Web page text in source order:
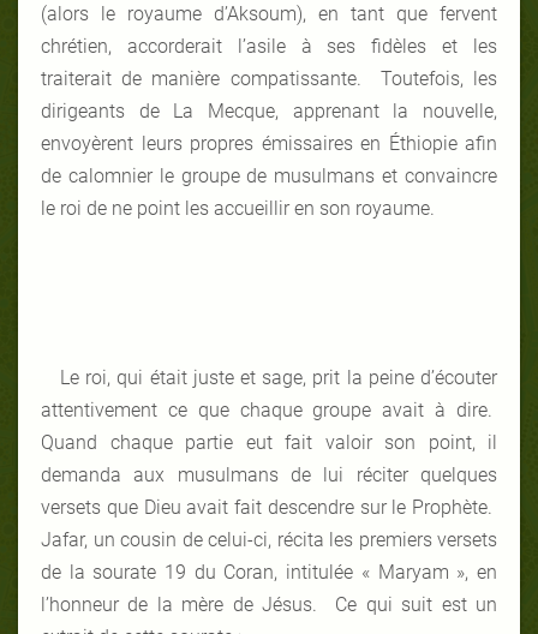
(alors le royaume d’Aksoum), en tant que fervent
chrétien, accorderait l’asile à ses fidèles et les
traiterait de manière compatissante. Toutefois, les
dirigeants de La Mecque, apprenant la nouvelle,
envoyèrent leurs propres émissaires en Éthiopie afin
de calomnier le groupe de musulmans et convaincre
le roi de ne point les accueillir en son royaume.
Le roi, qui était juste et sage, prit la peine d’écouter
attentivement ce que chaque groupe avait à dire.
Quand chaque partie eut fait valoir son point, il
demanda aux musulmans de lui réciter quelques
versets que Dieu avait fait descendre sur le Prophète.
Jafar, un cousin de celui-ci, récita les premiers versets
de la sourate 19 du Coran, intitulée « Maryam », en
l’honneur de la mère de Jésus. Ce qui suit est un